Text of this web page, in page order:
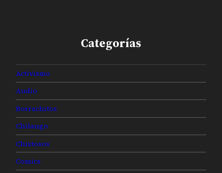
Categorías
Activismo
Audio
Borrachitos
Chilango
Chistosos
Comics